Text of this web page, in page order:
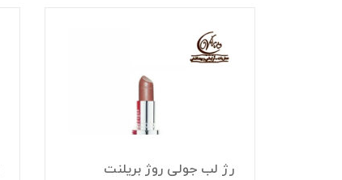
رژ لب جولی روژ بریلنت